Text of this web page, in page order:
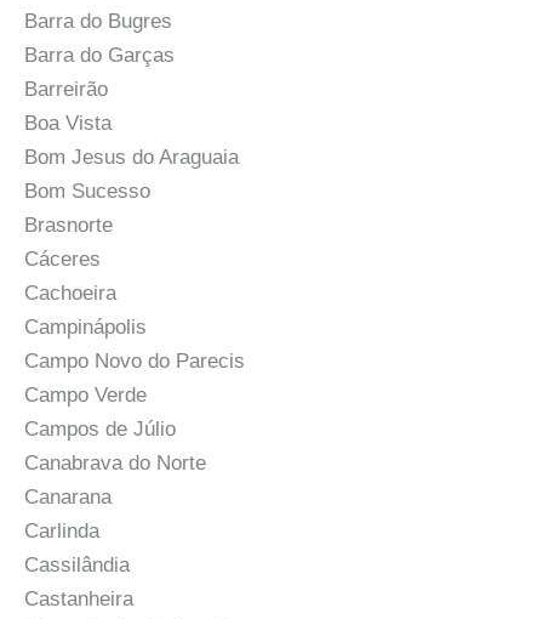
Barra do Bugres
Barra do Garças
Barreirão
Boa Vista
Bom Jesus do Araguaia
Bom Sucesso
Brasnorte
Cáceres
Cachoeira
Campinápolis
Campo Novo do Parecis
Campo Verde
Campos de Júlio
Canabrava do Norte
Canarana
Carlinda
Cassilândia
Castanheira